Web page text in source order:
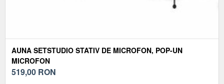
AUNA SETSTUDIO STATIV DE MICROFON, POP-UN
MICROFON
519,00 RON